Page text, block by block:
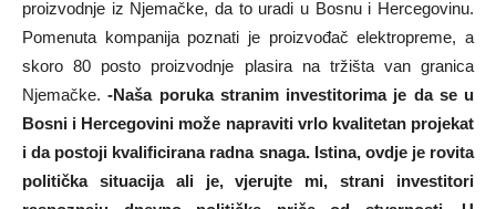
proizvodnje iz Njemačke, da to uradi u Bosnu i Hercegovinu.
Pomenuta kompanija poznati je proizvođač elektropreme, a
skoro 80 posto proizvodnje plasira na tržišta van granica
Njemačke.-Naša poruka stranim investitorima je da se u
Bosni i Hercegovini može napraviti vrlo kvalitetan projekat
i da postoji kvalificirana radna snaga. Istina, ovdje je rovita
politička situacija ali je, vjerujte mi, strani investitori